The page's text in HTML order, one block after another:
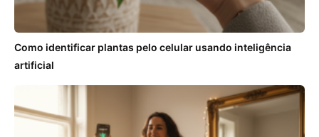
Como identificar plantas pelo celular usando inteligência
artificial